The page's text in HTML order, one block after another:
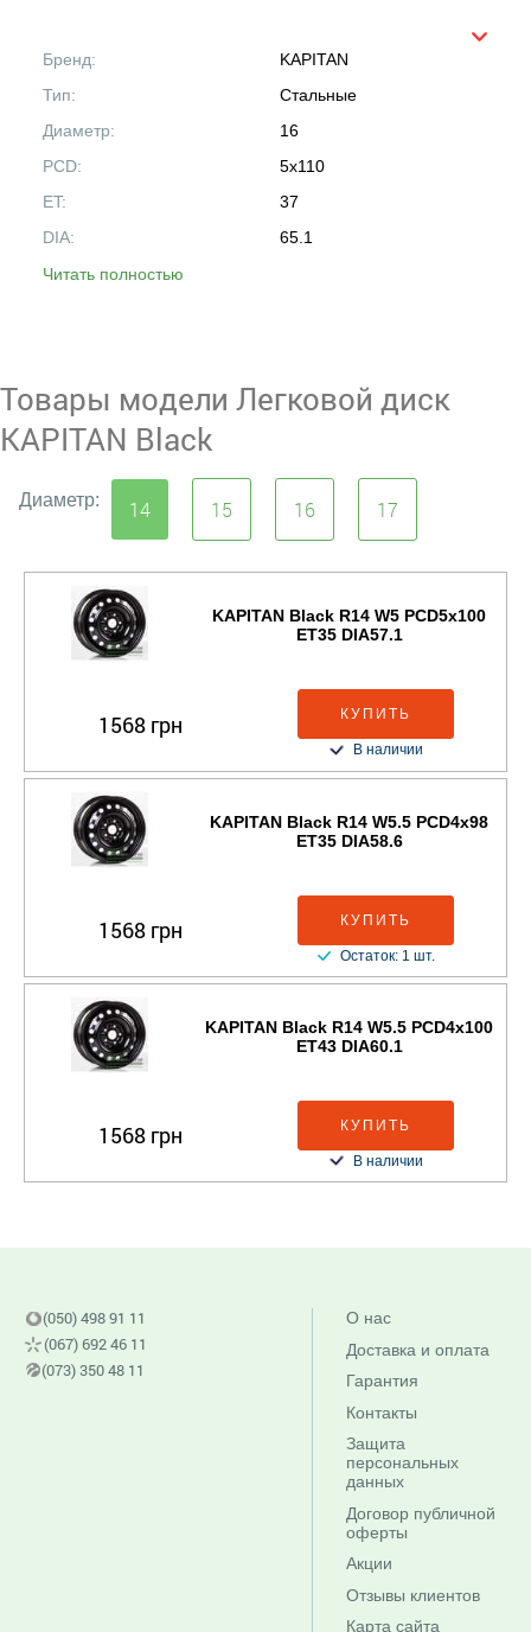
Бренд:
KAPITAN
Тип:
Стальные
Диаметр:
16
PCD:
5x110
ET:
37
DIA:
65.1
Читать полностью
Товары модели Легковой диск
KAPITAN Black
Диаметр: 14 15 16 17
KAPITAN Black R14 W5 PCD5x100
ET35 DIA57.1
1568 грн КУПИТЬ
В наличии
KAPITAN Black R14 W5.5 PCD4x98
ET35 DIA58.6
1568 грн КУПИТЬ
Остаток: 1 шт.
KAPITAN Black R14 W5.5 PCD4x100
ET43 DIA60.1
1568 грн КУПИТЬ
В наличии
(050) 498 91 11
(067) 692 46 11
(073) 350 48 11
О нас
Доставка и оплата
Гарантия
Контакты
Защита
персональных
данных
Договор публичной
оферты
Акции
Отзывы клиентов
Карта сайта